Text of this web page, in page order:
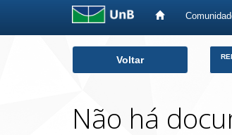
Voltar
Não há